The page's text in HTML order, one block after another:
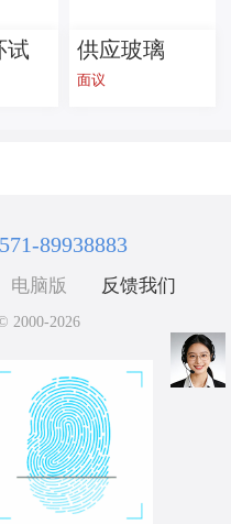
试
检
供应玻璃
瓶，橄榄油
面议
89938883
电脑版 反馈我们
2000-2026